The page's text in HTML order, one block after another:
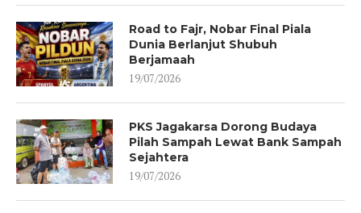
Road to Fajr, Nobar Final Piala
Dunia Berlanjut Shubuh
Berjamaah
19/07/2026
PKS Jagakarsa Dorong Budaya
Pilah Sampah Lewat Bank Sampah
Sejahtera
19/07/2026